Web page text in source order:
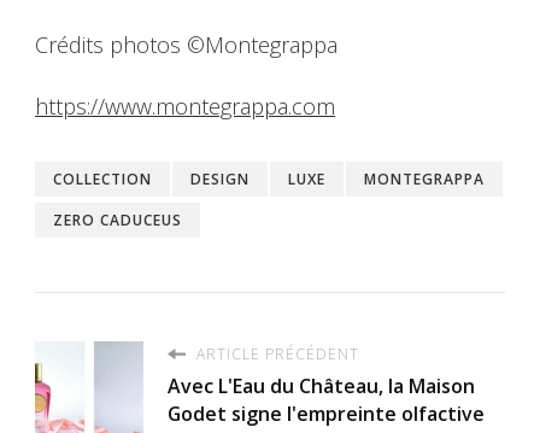
Crédits photos ©Montegrappa
https://www.montegrappa.com
COLLECTION DESIGN LUXE
MONTEGRAPPA
ZERO CADUCEUS
ARTICLE PRÉCÉDENT
Avec L'Eau du Château, la Maison
Godet signe l'empreinte olfactive